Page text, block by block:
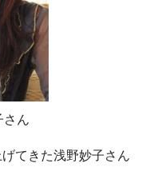
さん
てきた浅野妙子さん